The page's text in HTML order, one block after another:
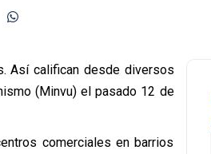
Así califican desde diversos
(Minvu) el pasado 12 de
comerciales en barrios